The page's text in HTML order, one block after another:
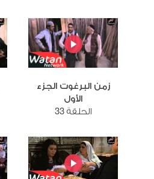
زمن البرغوت الجزء
الأول
الحلقة 33